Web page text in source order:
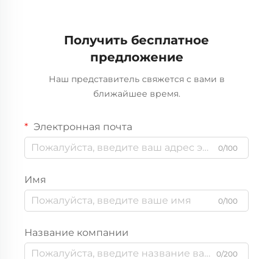
Получить бесплатное
предложение
Наш представитель свяжется с вами в
ближайшее время.
Электронная почта
0/100
Имя
0/100
Название компании
0/200